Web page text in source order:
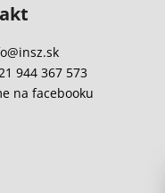
@insz.sk
944 367 573
na facebooku